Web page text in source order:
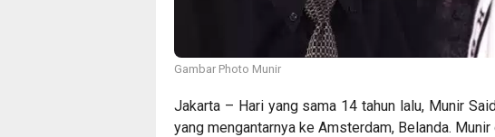
Gambar Photo Munir
Jakarta – Hari yang sama 14 tahun lalu, Munir
yang mengantarnya ke Amsterdam, Belanda. Munir